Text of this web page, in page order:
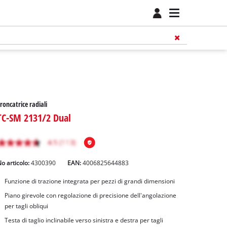
radiali
SM 2131/2 Dual
articolo: 4300390 EAN:4006825644883
Funzione di trazione integrata per pezzi di grandi dimensioni
Piano girevole con regolazione di precisione dell'angolazione
per tagli obliqui
Testa di taglio inclinabile verso sinistra e destra per tagli